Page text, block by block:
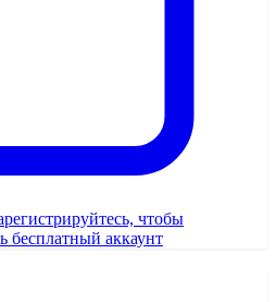
чтобы
бесплатный аккаунт